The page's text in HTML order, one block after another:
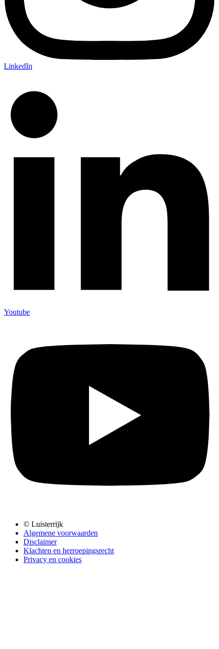
LinkedIn
Youtube
© Luisterrijk
Algemene voorwaarden
Disclaimer
Klachten en herroepingsrecht
Privacy en cookies